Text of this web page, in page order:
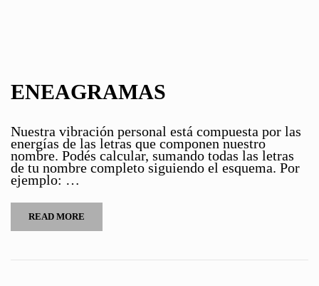
ENEAGRAMAS
Nuestra vibración personal está compuesta por las
energías de las letras que componen nuestro
nombre. Podés calcular, sumando todas las letras
de tu nombre completo siguiendo el esquema. Por
ejemplo: …
READ MORE